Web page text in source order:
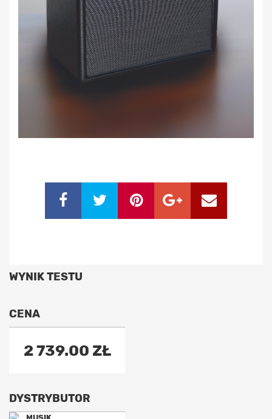
WYNIK TESTU
CENA
2 739.00 ZŁ
DYSTRYBUTOR